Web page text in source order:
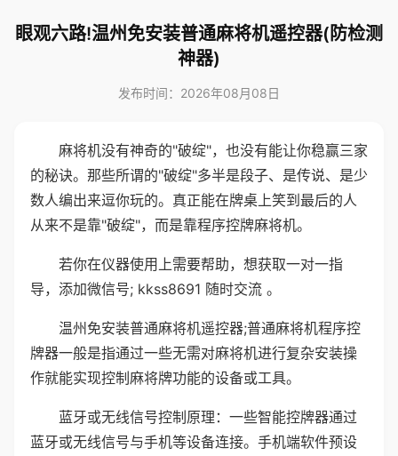
眼观六路!温州免安装普通麻将机遥控器(防检测
神器)
发布时间：2026年08月08日
麻将机没有神奇的"破绽"，也没有能让你稳赢三家
的秘诀。那些所谓的"破绽"多半是段子、是传说、是少
数人编出来逗你玩的。真正能在牌桌上笑到最后的人
从来不是靠"破绽"，而是靠程序控牌麻将机。
若你在仪器使用上需要帮助，想获取一对一指
导，添加微信号; kkss8691 随时交流 。
温州免安装普通麻将机遥控器;普通麻将机程序控
牌器一般是指通过一些无需对麻将机进行复杂安装操
作就能实现控制麻将牌功能的设备或工具。
蓝牙或无线信号控制原理：一些智能控牌器通过
蓝牙或无线信号与手机等设备连接。手机端软件预设